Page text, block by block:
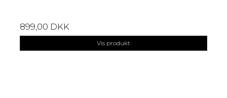
899,00 DKK
Vis produkt